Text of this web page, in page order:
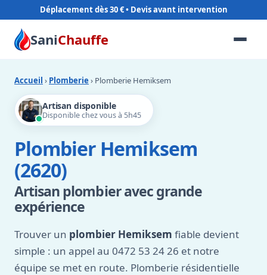
Déplacement dès 30 €
SaniChauffe
Accueil › Plomberie › Plomberie Hemiksem
Artisan disponible
Disponible chez vous à 5h45
Plombier Hemiksem
(2620)
Artisan plombier avec grande
expérience
Trouver un plombier Hemiksem fiable devient
simple : un appel au 0472 53 24 26 et notre
équipe se met en route. Plomberie résidentielle